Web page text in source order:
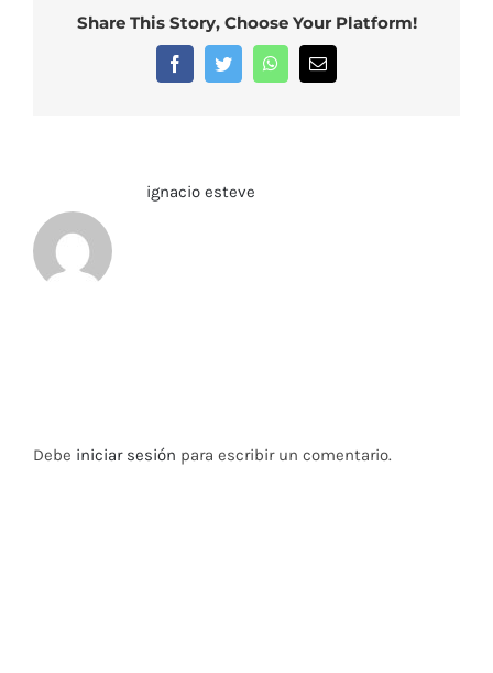
Share This Story, Choose Your Platform!
FacebookTwitter WhatsAppCorreo
electrónico
ignacio esteve
Debe iniciar sesión para escribir un comentario.